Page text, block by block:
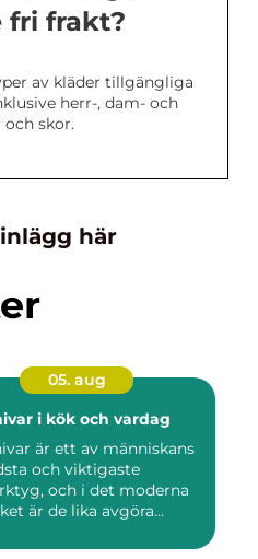
fri frakt?
av kläder tillgängliga
herr-, dam- och
och skor.
här
05. aug
i kök och vardag
är ett av människans
och viktigaste
och i det moderna
är de lika avgöra...